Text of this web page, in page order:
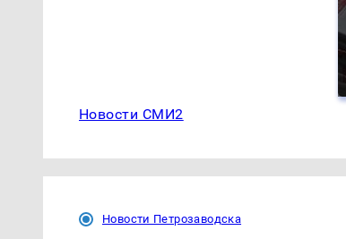
Новости СМИ2
Новости Петрозаводска